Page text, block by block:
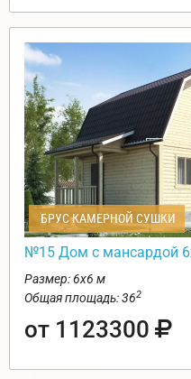
БРУС КАМЕРНОЙ СУШКИ
№15 Дом с мансардой
Размер: 6х6 м
Общая площадь: 362
от 1123300